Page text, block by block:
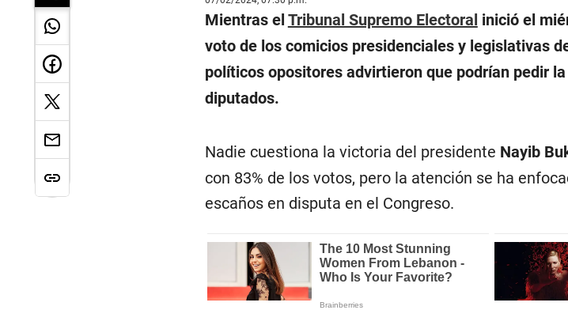
Mientras el Tribunal Supremo Electoral inició el
voto de los comicios presidenciales y legislativas
políticos opositores advirtieron que podrían pedir
diputados.
Nadie cuestiona la victoria del presidente Nayib
con 83% de los votos, pero la atención se ha
escaños en disputa en el Congreso.